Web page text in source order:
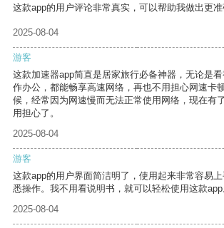
这款app的用户评论非常真实，可以帮助我做出更准
2025-08-04
游客
这款加速器app简直是居家旅行必备神器，无论是
作办公，都能畅享高速网络，再也不用担心网速卡
候，经常因为网速慢而无法正常使用网络，现在有
用担心了。
2025-08-04
游客
这款app的用户界面简洁明了，使用起来非常容易
悉操作。我不用看说明书，就可以轻松使用这款app
2025-08-04